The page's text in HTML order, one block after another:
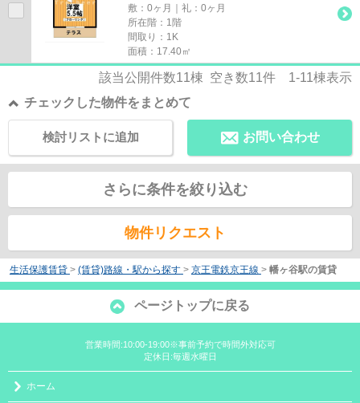
敷：0ヶ月｜礼：0ヶ月
所在階：1階
間取り：1K
面積：17.40㎡
該当公開件数11棟 空き数11件 1-11棟表示
チェックした物件をまとめて
お問い合わせ
検討リストに追加
さらに条件を絞り込む
物件リクエスト
生活保護賃貸 > (賃貸)路線・駅から探す > 京王電鉄京王線 > 幡ヶ谷駅の賃貸
ページトップに戻る
営業時間:10:00-19:00※事前予約で時間外対応可
定休日:毎週水曜日
ホーム